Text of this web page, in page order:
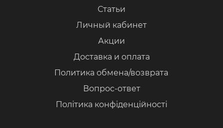
Статьи
Личный кабинет
Акции
Доставка и оплата
Политика обмена/возврата
Вопрос-ответ
Політика конфіденційності